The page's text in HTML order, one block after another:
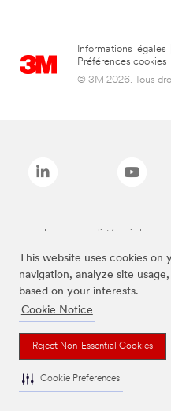
This website uses cookies
navigation, analyze site
based on your interests.
Cookie Notice
Reject Non-Essential Cookies
Cookie Preferences
Informations légales
Préférences cookies
© 3M 2026. Tous
Les marques listées ci-dessus